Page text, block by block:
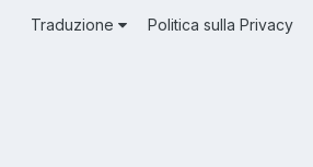
Traduzione Politica sulla Privacy